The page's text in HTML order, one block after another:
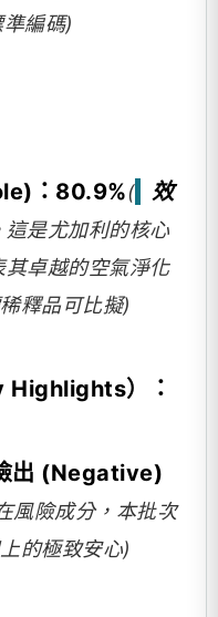
編碼)
：80.9%(
效
是尤加利的核心
卓越的空氣淨化
釋品可比擬)
Highlights）：
出 (Negative)
風險成分，本批次
的極致安心)